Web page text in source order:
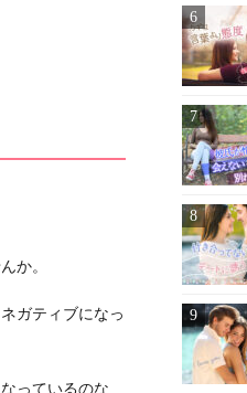
か。
ガティブになっ
っているのな